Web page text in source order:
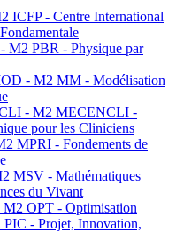
ICFP - Centre International
M2 PBR - Physique par
- M2 MM - Modélisation
- M2 MECENCLI -
pour les Cliniciens
MPRI - Fondements de
MSV - Mathématiques
du Vivant
OPT - Optimisation
- Projet, Innovation,